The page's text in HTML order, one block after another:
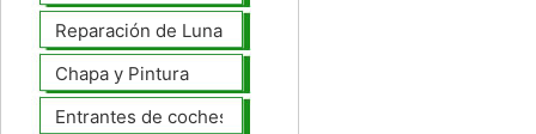
Reparación de Lunas
Chapa y Pintura
Entrantes de coches